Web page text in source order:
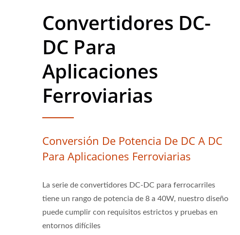
Convertidores DC-
DC Para
Aplicaciones
Ferroviarias
Conversión De Potencia De DC A DC
Para Aplicaciones Ferroviarias
La serie de convertidores DC-DC para ferrocarriles
tiene un rango de potencia de 8 a 40W, nuestro diseño
puede cumplir con requisitos estrictos y pruebas en
entornos difíciles